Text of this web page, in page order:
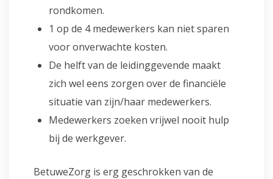
rondkomen.
1 op de 4 medewerkers kan niet sparen
voor onverwachte kosten.
De helft van de leidinggevende maakt
zich wel eens zorgen over de financiële
situatie van zijn/haar medewerkers.
Medewerkers zoeken vrijwel nooit hulp
bij de werkgever.
BetuweZorg is erg geschrokken van de